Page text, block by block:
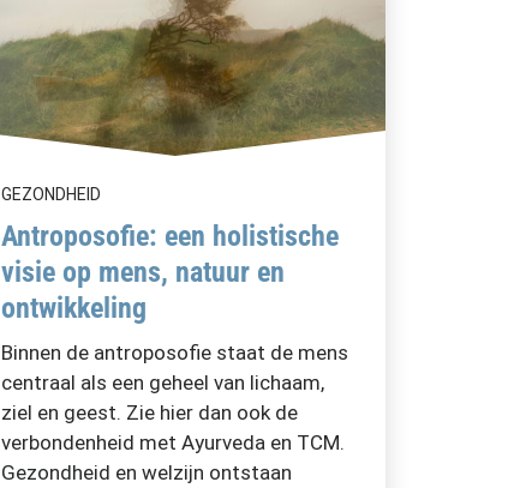
GEZONDHEID
Antroposofie: een holistische
visie op mens, natuur en
ontwikkeling
Binnen de antroposofie staat de mens
centraal als een geheel van lichaam,
ziel en geest. Zie hier dan ook de
verbondenheid met Ayurveda en TCM.
Gezondheid en welzijn ontstaan